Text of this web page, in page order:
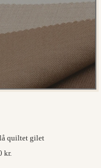
quiltet gilet
kr.